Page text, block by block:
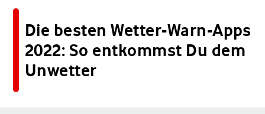
Die besten Wetter-Warn-Apps
2022: So entkommst Du dem
Unwetter